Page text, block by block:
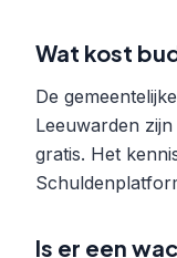
Wat kost
De
Leeuwarden
gratis. Het
Is er een